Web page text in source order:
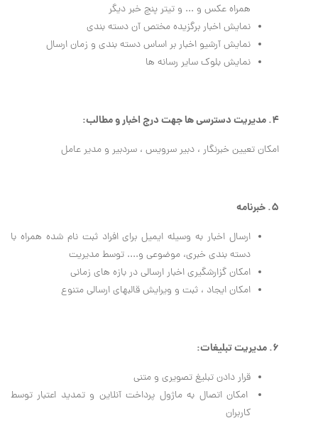
همراه عکس و ... و تیتر پنچ خبر دیگر
نمایش اخبار برگزیده مختص آن دسته بندی
نمایش آرشیو اخبار بر اساس دسته بندی و زمان ارسال
نمایش بلوک سایر رسانه ها
4. مدیریت دسترسی ها جهت درج اخبار و مطالب:
امکان تعیین خبرنگار ، دبیر سرویس ، سردبیر و مدیر عامل
5. خبرنامه
ارسال اخبار به وسیله ایمیل برای افراد ثبت نام شده همراه با
دسته بندی خبری، موضوعی و.... توسط مدیریت
امکان گزارشگیری اخبار ارسالی در بازه های زمانی
امکان ایجاد ، ثبت و ویرایش قالبهای ارسالی متنوع
6. مدیریت تبلیغات:
قرار دادن تبلیغ تصویری و متنی
امکان اتصال به ماژول پرداخت آنلاین و تمدید اعتبار توسط
کاربران